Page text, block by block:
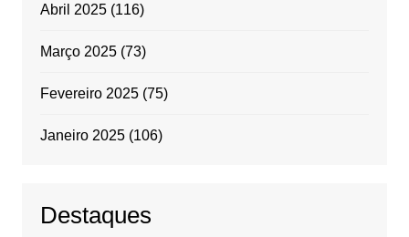
Abril 2025(116)
Março 2025(73)
Fevereiro 2025(75)
Janeiro 2025(106)
Destaques